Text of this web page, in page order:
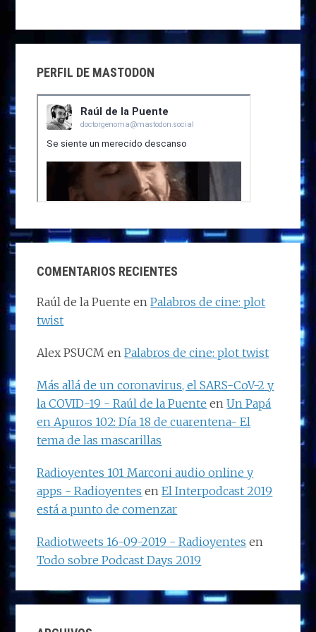
PERFIL DE MASTODON
COMENTARIOS RECIENTES
Raúl de la Puente enPalabros de cine: plot
twist
Alex PSUCM enPalabros de cine: plot twist
Más allá de un coronavirus, el SARS-CoV-2 y
la COVID-19 - Raúl de la Puente enUn Papá
en Apuros 102: Día 18 de cuarentena- El
tema de las mascarillas
Radioyentes 101 Marconi audio online y
apps - Radioyentes enEl Interpodcast 2019
está a punto de comenzar
Radiotweets 16-09-2019 - Radioyentes en
Todo sobre Podcast Days 2019